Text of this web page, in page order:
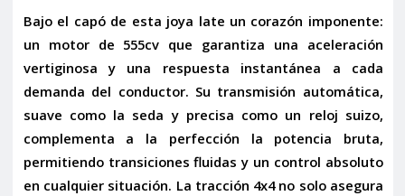
Bajo el capó de esta joya late un corazón imponente:
un motor de 555cv que garantiza una aceleración
vertiginosa y una respuesta instantánea a cada
demanda del conductor. Su transmisión automática,
suave como la seda y precisa como un reloj suizo,
complementa a la perfección la potencia bruta,
permitiendo transiciones fluidas y un control absoluto
en cualquier situación. La tracción 4x4no solo asegura